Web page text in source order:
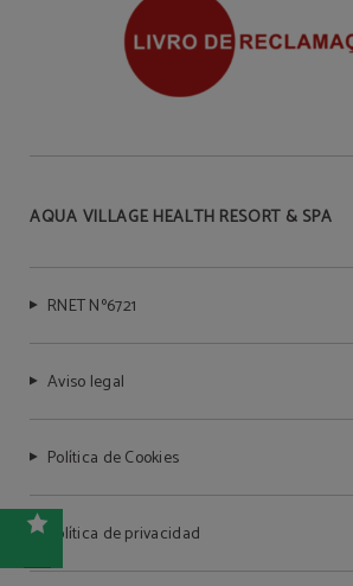
AQUA VILLAGE HEALTH RESORT & SPA
RNET Nº6721
Aviso legal
Política de Cookies
Política de privacidad